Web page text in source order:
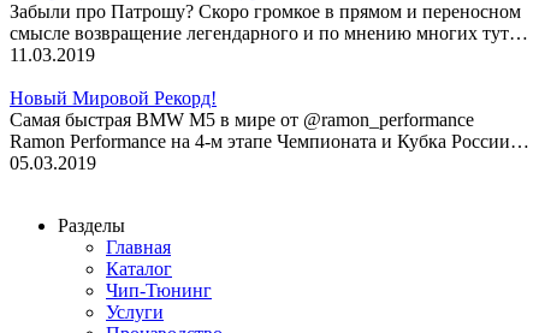
Забыли про Патрошу? Скоро громкое в прямом и переносном
смысле возвращение легендарного и по мнению многих тут…
11.03.2019
Новый Мировой Рекорд!
Cамая быстрая BMW M5 в мире от @ramon_performance
Ramon Performance на 4-м этапе Чемпионата и Кубка России…
05.03.2019
Разделы
Главная
Каталог
Чип-Тюнинг
Услуги